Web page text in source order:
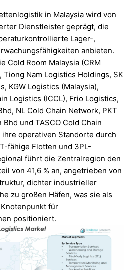
in Malaysia wird von
Dienstleister geprägt, die
Lager-,
anbieten.
Cold Room Malaysia (CRM
Tiong Nam Logistics Holdings, SK
KGW Logistics (Malaysia),
Logistics (ICCL), Frio Logistics,
NL Cold Chain Network, PKT
und TASCO Cold Chain
operativen Standorte durch
fähige Flotten und 3PL-
führt die Zentralregion den
von 41,6 % an, angetrieben von
dichter industrieller
zu großen Häfen, was sie als
für
positioniert.